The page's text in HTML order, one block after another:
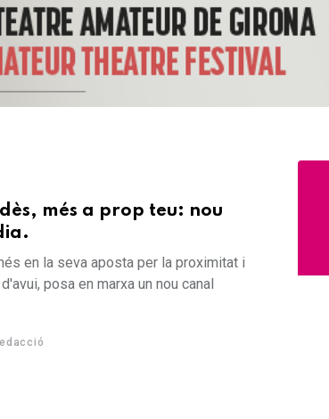
més a prop teu: nou
en la seva aposta per la proximitat i
posa en marxa un nou canal